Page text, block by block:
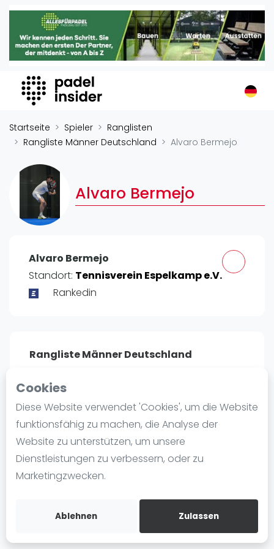
Cookies
Diese Website verwendet 'Cookies', um die Website
funktionsfähig zu machen, die Analyse der
Website zu unterstützen, um unsere
Dienstleistungen zu verbessern, oder zu
Marketingzwecken.
Ablehnen Zulassen
Padel Insider
Home
Organisationen
Buchungssysteme
Padel-Shops
Padel-Marken
Verschiedenes
Veranstaltungen
Turniere
Playtomic
Ranking
FIP Männer
Blog
Die Geschichte von Padel
Regeln und Punktzählung
Padel Schläge
Video
Startseite Spieler
Ranglisten
Rangliste Männer Deutschland
Alvaro Bermejo
Alvaro Bermejo
Alvaro Bermejo
Standort: Tennisverein Espelkamp e.V.
Rankedin
Rangliste Männer Deutschland
POSITIE
#273 4
PT
1.672
Kostenloses Konto erstellen